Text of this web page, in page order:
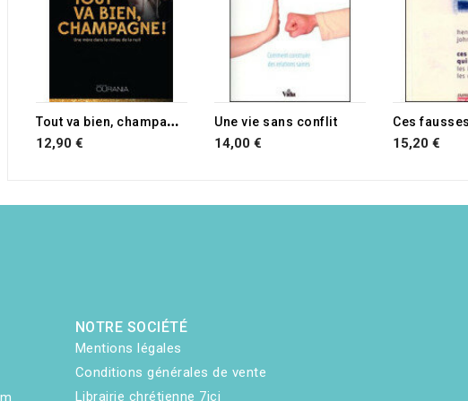
T
out va bien, champagne !
12,90 €
Une vie sans conflit
14,00 € 15,20 €
NOTRE SOCIÉTÉ
Mentions légales
Conditions générales de vente
Librairie chrétienne 7ici